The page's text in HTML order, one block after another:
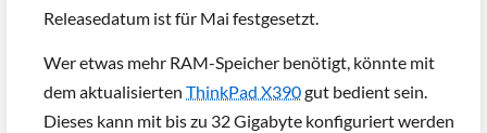
Releasedatum ist für Mai festgesetzt.
Wer etwas mehr RAM-Speicher benötigt, könnte mit
dem aktualisierten ThinkPad X390gut bedient sein.
Dieses kann mit bis zu 32 Gigabyte konfiguriert werden